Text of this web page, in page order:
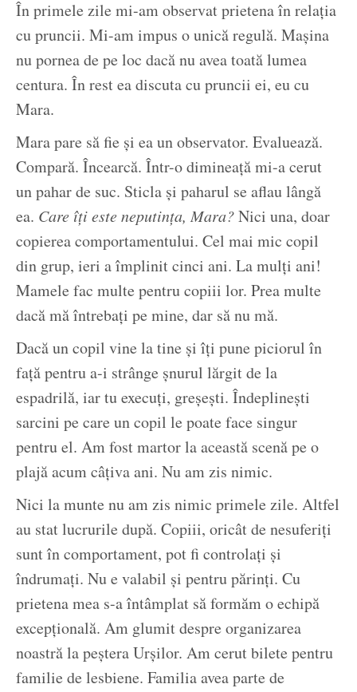
În primele zile mi-am observat prietena în relația
cu pruncii. Mi-am impus o unică regulă. Mașina
nu pornea de pe loc dacă nu avea toată lumea
centura. În rest ea discuta cu pruncii ei, eu cu
Mara.
Mara pare să fie și ea un observator. Evaluează.
Compară. Încearcă. Într-o dimineață mi-a cerut
un pahar de suc. Sticla și paharul se aflau lângă
ea. Care îți este neputința, Mara?Nici una, doar
copierea comportamentului. Cel mai mic copil
din grup, ieri a împlinit cinci ani. La mulți ani!
Mamele fac multe pentru copiii lor. Prea multe
dacă mă întrebați pe mine, dar să nu mă.
Dacă un copil vine la tine și îți pune piciorul în
față pentru a-i strânge șnurul lărgit de la
espadrilă, iar tu execuți, greșești. Îndeplinești
sarcini pe care un copil le poate face singur
pentru el. Am fost martor la această scenă pe o
plajă acum câțiva ani. Nu am zis nimic.
Nici la munte nu am zis nimic primele zile. Altfel
au stat lucrurile după. Copiii, oricât de nesuferiți
sunt în comportament, pot fi controlați și
îndrumați. Nu e valabil și pentru părinți. Cu
prietena mea s-a întâmplat să formăm o echipă
excepțională. Am glumit despre organizarea
noastră la peștera Urșilor. Am cerut bilete pentru
familie de lesbiene. Familia avea parte de